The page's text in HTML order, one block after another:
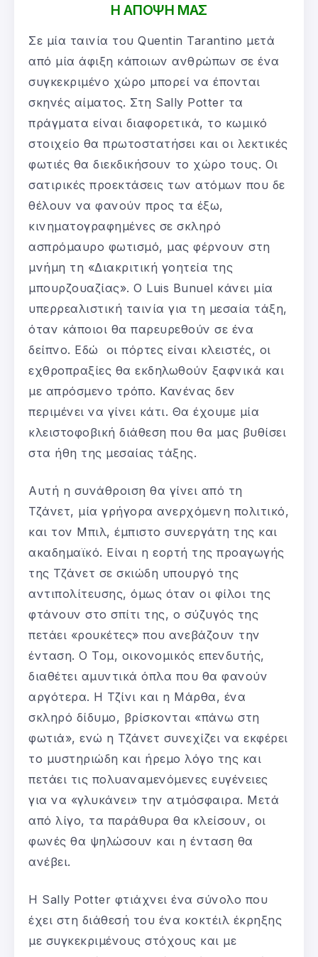
Η ΑΠΟΨΗ ΜΑΣ
Σε μία ταινία του Quentin Tarantino μετά
από μία άφιξη κάποιων ανθρώπων σε ένα
συγκεκριμένο χώρο μπορεί να έπονται
σκηνές αίματος. Στη Sally Potter τα
πράγματα είναι διαφορετικά, το κωμικό
στοιχείο θα πρωτοστατήσει και οι λεκτικές
φωτιές θα διεκδικήσουν το χώρο τους. Οι
σατιρικές προεκτάσεις των ατόμων που δε
θέλουν να φανούν προς τα έξω,
κινηματογραφημένες σε σκληρό
ασπρόμαυρο φωτισμό, μας φέρνουν στη
μνήμη τη «Διακριτική γοητεία της
μπουρζουαζίας». Ο Luis Bunuel κάνει μία
υπερρεαλιστική ταινία για τη μεσαία τάξη,
όταν κάποιοι θα παρευρεθούν σε ένα
δείπνο. Εδώ οι πόρτες είναι κλειστές, οι
εχθροπραξίες θα εκδηλωθούν ξαφνικά και
με απρόσμενο τρόπο. Κανένας δεν
περιμένει να γίνει κάτι. Θα έχουμε μία
κλειστοφοβική διάθεση που θα μας βυθίσει
στα ήθη της μεσαίας τάξης.
Αυτή η συνάθροιση θα γίνει από τη
Τζάνετ, μία γρήγορα ανερχόμενη πολιτικό,
και τον Μπιλ, έμπιστο συνεργάτη της και
ακαδημαϊκό. Είναι η εορτή της προαγωγής
της Τζάνετ σε σκιώδη υπουργό της
αντιπολίτευσης, όμως όταν οι φίλοι της
φτάνουν στο σπίτι της, ο σύζυγός της
πετάει «ρουκέτες» που ανεβάζουν την
ένταση. Ο Τομ, οικονομικός επενδυτής,
διαθέτει αμυντικά όπλα που θα φανούν
αργότερα. Η Τζίνι και η Μάρθα, ένα
σκληρό δίδυμο, βρίσκονται «πάνω στη
φωτιά», ενώ η Τζάνετ συνεχίζει να εκφέρει
το μυστηριώδη και ήρεμο λόγο της και
πετάει τις πολυαναμενόμενες ευγένειες
για να «γλυκάνει» την ατμόσφαιρα. Μετά
από λίγο, τα παράθυρα θα κλείσουν, οι
φωνές θα ψηλώσουν και η ένταση θα
ανέβει.
Η Sally Potter φτιάχνει ένα σύνολο που
έχει στη διάθεσή του ένα κοκτέιλ έκρηξης
με συγκεκριμένους στόχους και με